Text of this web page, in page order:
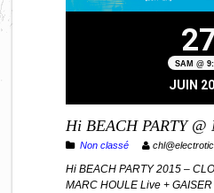
SAM @
JUIN
Hi BEACH PARTY @
Non classé
Hi BEACH PARTY 2015 –
MARC HOULE Live +